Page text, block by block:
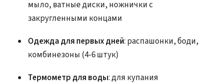
мыло, ватные диски, ножнички с
закругленными концами
Одежда для первых дней: распашонки, боди,
комбинезоны (4-6 штук)
Термометр для воды: для купания